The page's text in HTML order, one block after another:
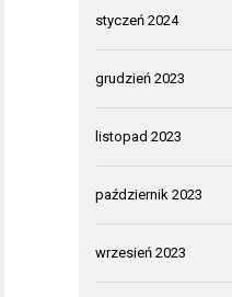
styczeń 2024
grudzień 2023
listopad 2023
październik 2023
wrzesień 2023